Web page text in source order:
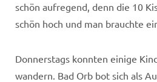
schön aufregend, denn die 10
schön hoch und man brauchte
Donnerstags konnten einige
wandern. Bad Orb bot sich als